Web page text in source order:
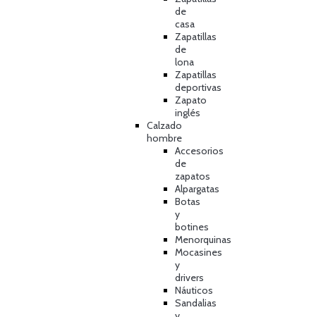
de
casa
Zapatillas
de
lona
Zapatillas
deportivas
Zapato
inglés
Calzado
hombre
Accesorios
de
zapatos
Alpargatas
Botas
y
botines
Menorquinas
Mocasines
y
drivers
Náuticos
Sandalias